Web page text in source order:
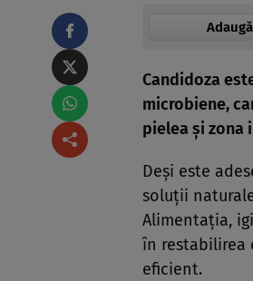
Candidoza
microbiene,
pielea și zona
Deși este
soluții
Alimentația,
în restabilirea
eficient.